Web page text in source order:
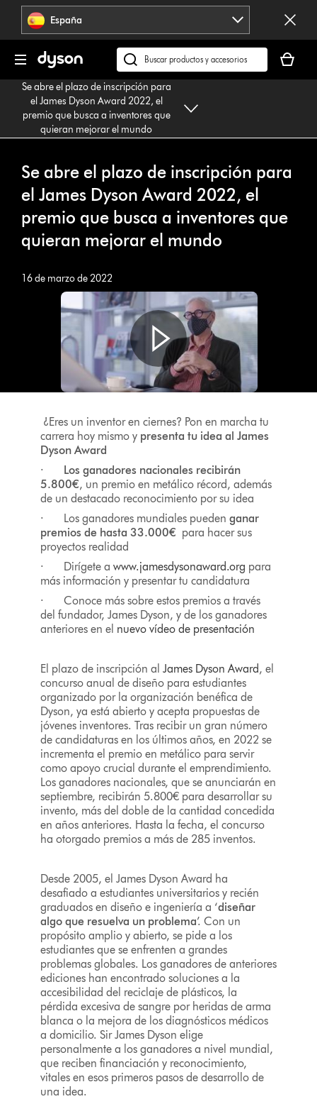
Omitir
navegación España
Buscar
en
dyson.es
cesta
está
Se abre el plazo de inscripción para
el James Dyson Award 2022, el
premio que busca a inventores que
quieran mejorar el mundo
Se abre el plazo de inscripción para
el James Dyson Award 2022, el
premio que busca a inventores que
quieran mejorar el mundo
16 de marzo de 2022
¿Eres un inventor en ciernes? Pon en marcha tu
carrera hoy mismo y presenta tu idea al James
Dyson Award
· Los ganadores nacionales recibirán
5.800€, un premio en metálico récord, además
de un destacado reconocimiento por su idea
· Los ganadores mundiales pueden ganar
premios de hasta 33.000€ para hacer sus
proyectos realidad
· Dirígete a www.jamesdysonaward.org para
más información y presentar tu candidatura
· Conoce más sobre estos premios a través
del fundador, James Dyson, y de los ganadores
anteriores en el nuevo vídeo de presentación
El plazo de inscripción al James Dyson Award , el
concurso anual de diseño para estudiantes
organizado por la organización benéfica de
Dyson, ya está abierto y acepta propuestas de
jóvenes inventores. Tras recibir un gran número
de candidaturas en los últimos años, en 2022 se
incrementa el premio en metálico para servir
como apoyo crucial durante el emprendimiento.
Los ganadores nacionales, que se anunciarán en
septiembre, recibirán 5.800€ para desarrollar su
invento, más del doble de la cantidad concedida
en años anteriores. Hasta la fecha, el concurso
ha otorgado premios a más de 285 inventos.
Desde 2005, el James Dyson Award ha
desafiado a estudiantes universitarios y recién
graduados en diseño e ingeniería a ‘diseñar
algo que resuelva un problema’. Con un
propósito amplio y abierto, se pide a los
estudiantes que se enfrenten a grandes
problemas globales. Los ganadores de anteriores
ediciones han encontrado soluciones a la
accesibilidad del reciclaje de plásticos, la
pérdida excesiva de sangre por heridas de arma
blanca o la mejora de los diagnósticos médicos
a domicilio. Sir James Dyson elige
personalmente a los ganadores a nivel mundial,
que reciben financiación y reconocimiento,
vitales en esos primeros pasos de desarrollo de
una idea.